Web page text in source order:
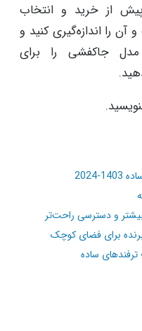
از خرید و انتخاب
را اندازه‌گیری کنید و
جاکفشی را برای
و دسترسی راحت‌تر
برای فضای کوچک
ساده